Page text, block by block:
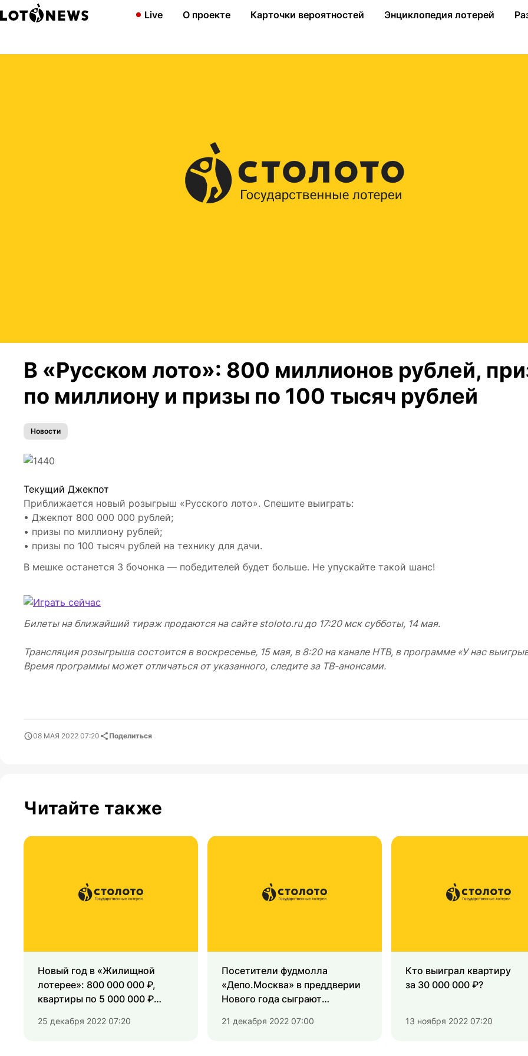
Live О проекте Карточки вероятностей Энциклопедия лотерей
В «Русском лото»: 800 миллионов рублей,
по миллиону и призы по 100 тысяч рублей
Новости
Текущий Джекпот
Приближается новый розыгрыш «Русского лото». Спешите выиграть:
• Джекпот 800 000 000 рублей;
• призы по миллиону рублей;
• призы по 100 тысяч рублей на технику для дачи.
В мешке останется 3 бочонка — победителей будет больше. Не упускайте такой шанс!
Билеты на ближайший тираж продаются на сайте stoloto.ru до 17:20 мск субботы, 14 мая.
Трансляция розыгрыша состоится в воскресенье, 15 мая, в 8:20 на канале НТВ, в программе «У нас
Время программы может отличаться от указанного, следите за ТВ-анонсами.
08 МАЯ 2022 07:20 Поделиться
Читайте также
Новый год в «Жилищной
лотерее»: 800 000 000 ₽,
квартиры по 5 000 000 ₽
25 декабря 2022 07:20
Посетители фудмолла
«Депо.Москва» в преддверии
Нового года сыграют
21 декабря 2022 07:00
Кто выиграл квартиру
за 30 000 000 ₽?
13 ноября 2022 07:20